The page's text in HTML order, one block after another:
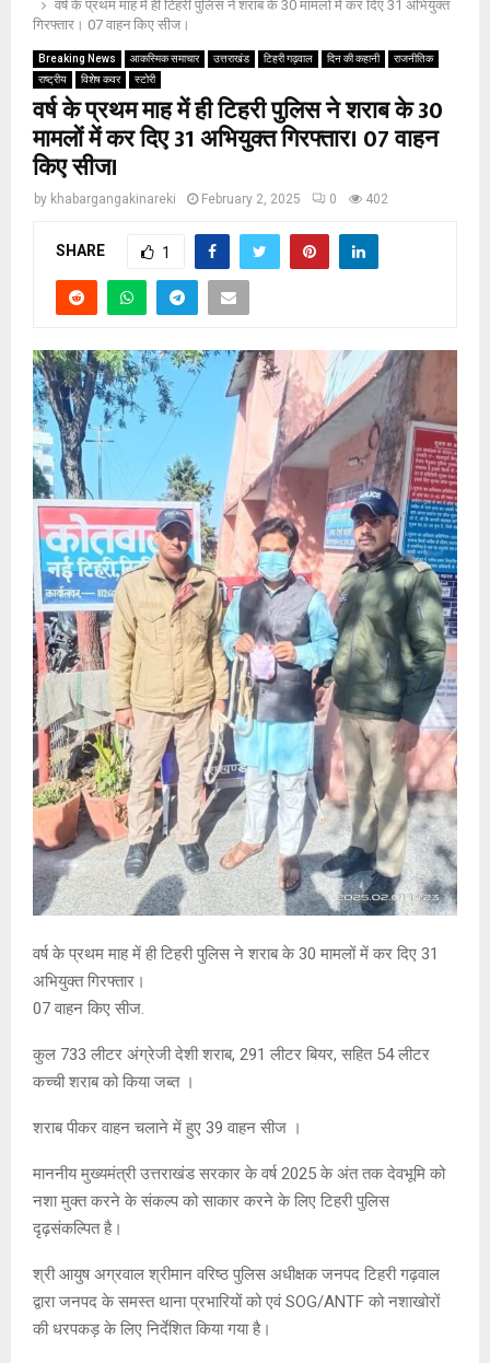
वर्ष के प्रथम माह में ही टिहरी पुलिस ने शराब के 30 मामलों में कर दिए 31 अभियुक्त
गिरफ्तार। 07 वाहन किए सीज।
Breaking News आकस्मिक समाचार उत्तराखंड टिहरी गढ़वाल दिन की कहानी
राजनीतिक
राष्ट्रीय
विशेष कवर स्टोरी
वर्ष के प्रथम माह में ही टिहरी पुलिस ने शराब के 30
मामलों में कर दिए 31 अभियुक्त गिरफ्तार। 07 वाहन
किए सीज।
by khabargangakinareki February 2, 2025 0 402
SHARE 1
वर्ष के प्रथम माह में ही टिहरी पुलिस ने शराब के 30 मामलों में कर दिए 31
अभियुक्त गिरफ्तार।
07 वाहन किए सीज.
कुल 733 लीटर अंग्रेजी देशी शराब, 291 लीटर बियर, सहित 54 लीटर
कच्ची शराब को किया जब्त ।
शराब पीकर वाहन चलाने में हुए 39 वाहन सीज ।
माननीय मुख्यमंत्री उत्तराखंड सरकार के वर्ष 2025 के अंत तक देवभूमि को
नशा मुक्त करने के संकल्प को साकार करने के लिए टिहरी पुलिस
दृढ़संकल्पित है।
श्री आयुष अग्रवाल श्रीमान वरिष्ठ पुलिस अधीक्षक जनपद टिहरी गढ़वाल
द्वारा जनपद के समस्त थाना प्रभारियों को एवं SOG/ANTF को नशाखोरों
की धरपकड़ के लिए निर्देशित किया गया है।